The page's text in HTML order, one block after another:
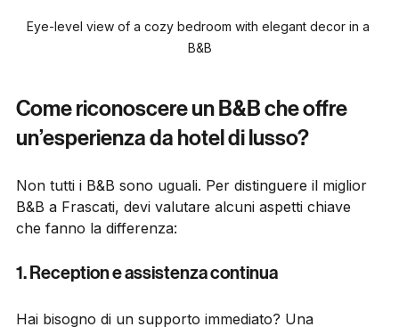
Eye-level view of a cozy bedroom with elegant decor in a
Come riconoscere un B&B che offre
un’esperienza da hotel di lusso?
Non tutti i B&B sono uguali. Per distinguere il miglior
B&B a Frascati, devi valutare alcuni aspetti chiave